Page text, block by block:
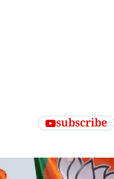
subscribe